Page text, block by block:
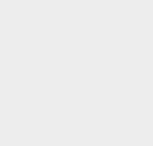
vouloir
octobre 2022 :
vous accueillir en